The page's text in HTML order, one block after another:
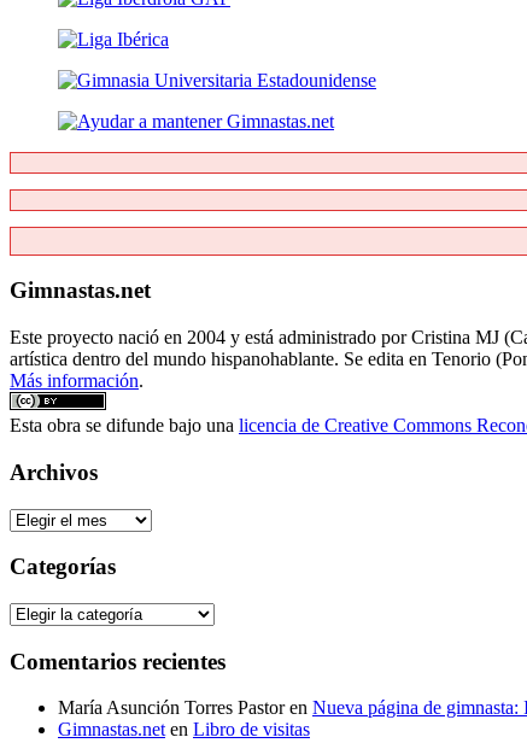
Gimnastas.net
Este proyecto nació en 2004 y está administrado por Cristina MJ
artística dentro del mundo hispanohablante. Se edita en Tenorio
Más información.
Esta obra se difunde bajo una licencia de Creative Commons
Archivos
Archivos
Categorías
Categorías
Comentarios recientes
María Asunción Torres Pastoren Nueva página de
Gimnastas.net en Libro de visitas